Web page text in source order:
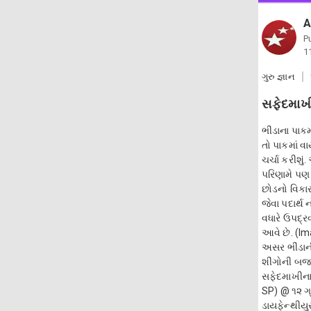
ગુરુ જ્ઞાન
ભીંડાના
તો પાકમાં
ચર્ચા
પરિણામે
છોડનો
જેવા પદાર્થ
વધારે
આવે છે.
અસર
શીંગોની
SP) @ ૧૨